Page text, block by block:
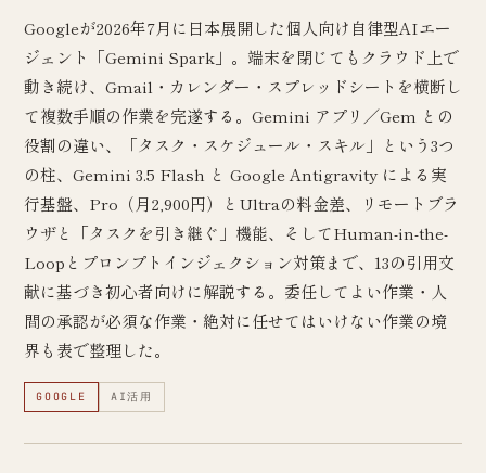
Googleが2026年7月に日本展開した個人向け自律型AIエー
ジェント「Gemini Spark」。端末を閉じてもクラウド上で
動き続け、Gmail・カレンダー・スプレッドシートを横断し
て複数手順の作業を完遂する。Gemini アプリ／Gem との
役割の違い、「タスク・スケジュール・スキル」という3つ
の柱、Gemini 3.5 Flash と Google Antigravity による実
行基盤、Pro（月2,900円）とUltraの料金差、リモートブラ
ウザと「タスクを引き継ぐ」機能、そしてHuman-in-the-
Loopとプロンプトインジェクション対策まで、13の引用文
献に基づき初心者向けに解説する。委任してよい作業・人
間の承認が必須な作業・絶対に任せてはいけない作業の境
界も表で整理した。
GOOGLE AI活用